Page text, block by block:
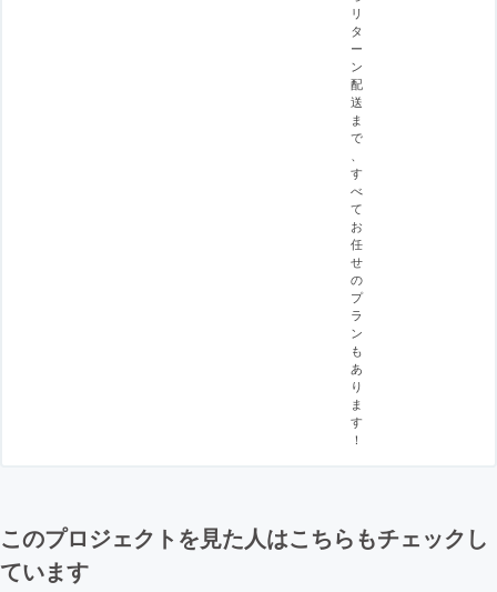
リ
タ
ー
ン
配
送
ま
で
す
べ
て
お
任
せ
の
プ
ラ
ン
も
あ
り
ま
す
！
このプロジェクトを見た人はこちらもチェックし
ています